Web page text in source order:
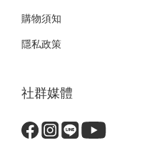
購物須知
隱私政策
社群媒體